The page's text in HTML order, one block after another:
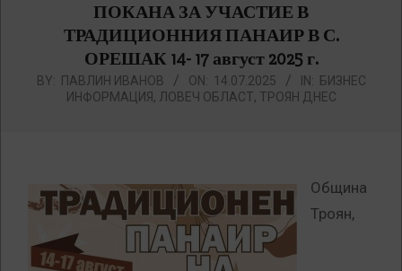
ПОКАНА ЗА УЧАСТИЕ В
ТРАДИЦИОННИЯ ПАНАИР В С.
ОРЕШАК 14- 17 август 2025 г.
BY: ПАВЛИН ИВАНОВ ON: 14.07.2025 IN: БИЗНЕС
ИНФОРМАЦИЯ, ЛОВЕЧ ОБЛАСТ, ТРОЯН ДНЕС
Община
Троян,